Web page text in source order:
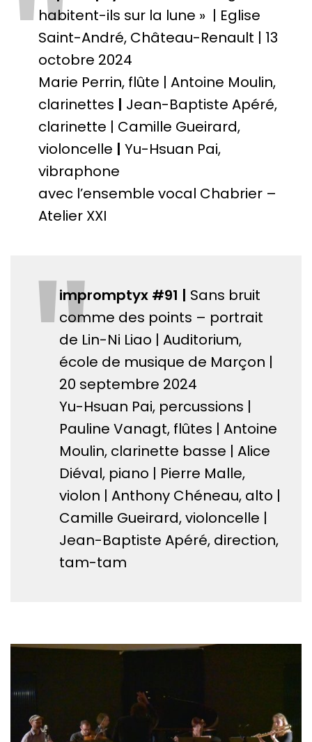
"
habitent-ils sur la lune » | Eglise
Saint-André, Château-Renault | 13
octobre 2024
Marie Perrin, flûte | Antoine Moulin,
clarinettes | Jean-Baptiste Apéré,
clarinette | Camille Gueirard,
violoncelle | Yu-Hsuan Pai,
vibraphone
avec l’ensemble vocal Chabrier –
Atelier XXI
"
impromptyx #91 | Sans bruit
comme des points – portrait
de Lin-Ni Liao | Auditorium,
école de musique de Marçon |
20 septembre 2024
Yu-Hsuan Pai, percussions |
Pauline Vanagt, flûtes | Antoine
Moulin, clarinette basse | Alice
Diéval, piano | Pierre Malle,
violon | Anthony Chéneau, alto |
Camille Gueirard, violoncelle |
Jean-Baptiste Apéré, direction,
tam-tam